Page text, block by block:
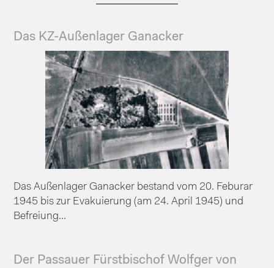
Das KZ-Außenlager Ganacker
Das Außenlager Ganacker bestand vom 20. Feburar
1945 bis zur Evakuierung (am 24. April 1945) und
Befreiung...
Der Passauer Fürstbischof Wolfger von